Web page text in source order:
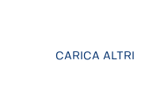
CARICA ALTRI